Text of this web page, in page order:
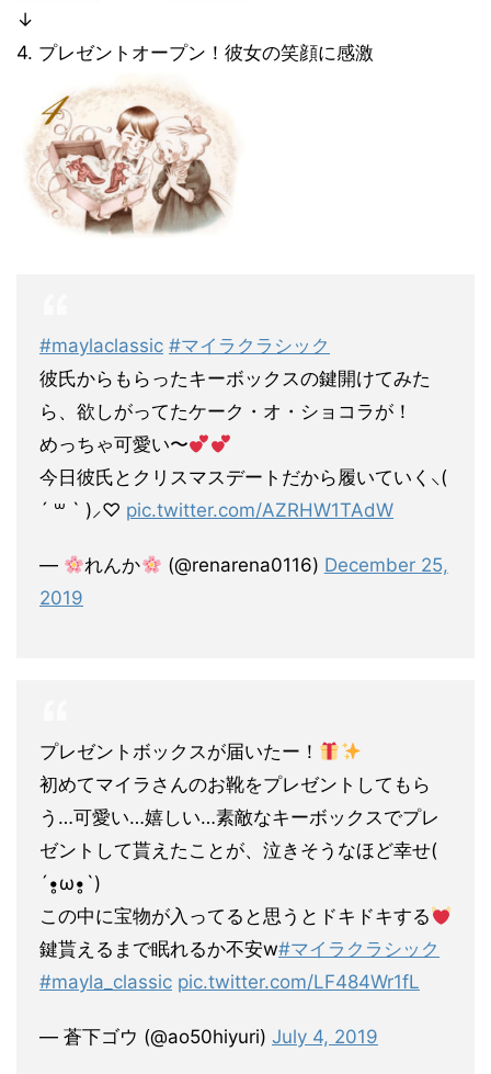
↓
4. プレゼントオープン！彼女の笑顔に感激
#maylaclassic #マイラクラシック
彼氏からもらったキーボックスの鍵開けてみた
ら、欲しがってたケーク・オ・ショコラが！
めっちゃ可愛い〜
今日彼氏とクリスマスデートだから履いていく⸜(
´ ꒳ ` )⸝♡︎ pic.twitter.com/AZRHW1TAdW
— れんか (@renarena0116) December 25,
2019
プレゼントボックスが届いたー！
初めてマイラさんのお靴をプレゼントしてもら
う…可愛い…嬉しい…素敵なキーボックスでプレ
ゼントして貰えたことが、泣きそうなほど幸せ(
´•̥ω•̥`)
この中に宝物が入ってると思うとドキドキする
鍵貰えるまで眠れるか不安w#マイラクラシック
#mayla_classic pic.twitter.com/LF484Wr1fL
— 蒼下ゴウ (@ao50hiyuri) July 4, 2019